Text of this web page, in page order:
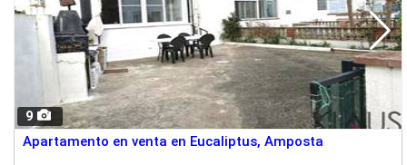
9
Apartamento en venta en Eucaliptus, Amposta